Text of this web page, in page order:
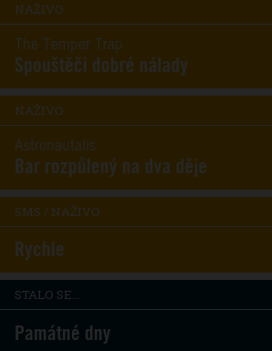
NAŽIVO
The Temper Trap
Spouštěči dobré nálady
NAŽIVO
Astronautalis
Bar rozpůlený na dva děje
SMS / NAŽIVO
Rychle
STALO SE...
Památné dny